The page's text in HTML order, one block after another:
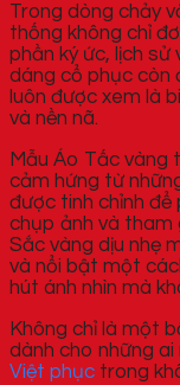
Trong dòng chảy
thống không chỉ
phần ký ức, lịch sử
dáng cổ phục còn
luôn được xem là
và nền nã.
Mẫu Áo Tấc vàng
cảm hứng từ
được tinh chỉnh để
chụp ảnh và tham
Sắc vàng dịu nhẹ
và nổi bật một
hút ánh nhìn mà
Không chỉ là một
dành cho những
Việt phục trong